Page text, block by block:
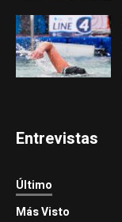
Entrevistas
Último
Más Visto